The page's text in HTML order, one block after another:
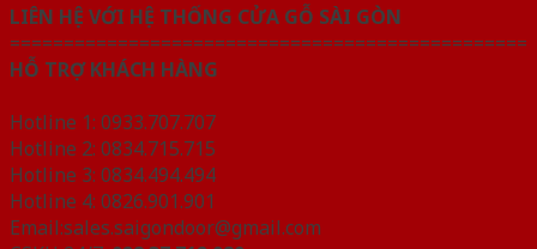
LIÊN HỆ VỚI HỆ THỐNG CỬA GỖ SÀI GÒN
================================================
HỖ TRỢ KHÁCH HÀNG
Hotline 1: 0933.707.707
Hotline 2: 0834.715.715
Hotline 3: 0834.494.494
Hotline 4: 0826.901.901
Email:sales.saigondoor@gmail.com